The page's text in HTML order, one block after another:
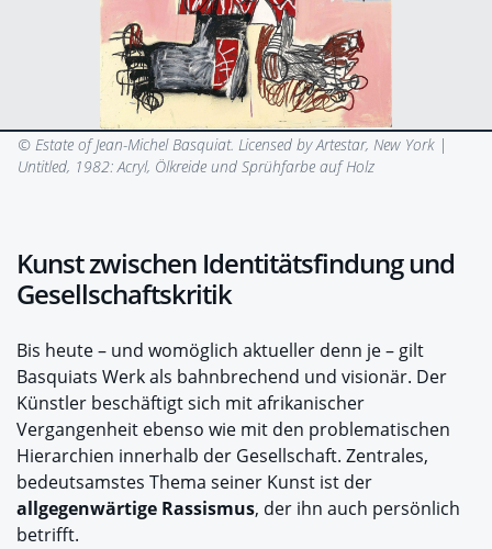
© Estate of Jean-Michel Basquiat. Licensed by Artestar, New York |
Untitled, 1982: Acryl, Ölkreide und Sprühfarbe auf Holz
Kunst zwischen Identitätsfindung und
Gesellschaftskritik
Bis heute – und womöglich aktueller denn je – gilt
Basquiats Werk als bahnbrechend und visionär. Der
Künstler beschäftigt sich mit afrikanischer
Vergangenheit ebenso wie mit den problematischen
Hierarchien innerhalb der Gesellschaft. Zentrales,
bedeutsamstes Thema seiner Kunst ist der
allgegenwärtige Rassismus, der ihn auch persönlich
betrifft.